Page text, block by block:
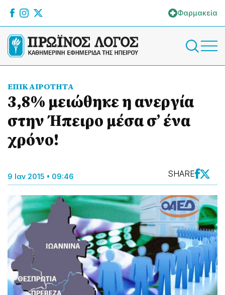
Φαρμακεία
ΕΠΙΚΑΙΡΟΤΗΤΑ
3,8% μειώθηκε η ανεργία
στην Ήπειρο μέσα σ’ ένα
χρόνο!
9 Ιαν 2015 • 09:46 SHARE